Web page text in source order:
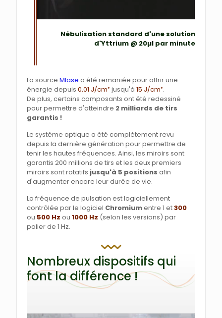
Nébulisation standard d'une solution
d'Yttrium @ 20µl par minute
La source Mlase a été remaniée pour offrir une
énergie depuis 0,01 J/cm² jusqu'à 15 J/cm².
De plus, certains composants ont été redessiné
pour permettre d'atteindre 2 milliards de tirs
garantis !
Le système optique a été complètement revu
depuis la dernière génération pour permettre de
tenir les hautes fréquences. Ainsi, les miroirs sont
garantis 200 millions de tirs et les deux premiers
miroirs sont rotatifs jusqu'à 5 positions afin
d'augmenter encore leur durée de vie.
La fréquence de pulsation est logiciellement
contrôlée par le logiciel Chromiumentre 1 et300
ou 500 Hz ou 1000 Hz (selon les versions) par
palier de 1 Hz.
Nombreux dispositifs qui
font la différence !